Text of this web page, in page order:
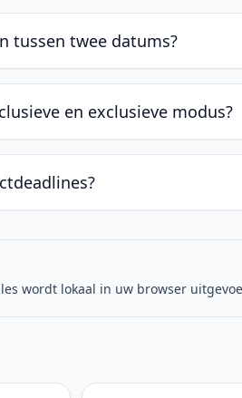
tussen twee datums?
en exclusieve modus?
wordt lokaal in uw browser